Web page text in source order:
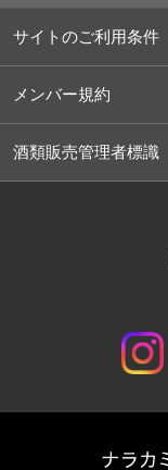
サイトのご利用条件
メンバー規約
酒類販売管理者標識